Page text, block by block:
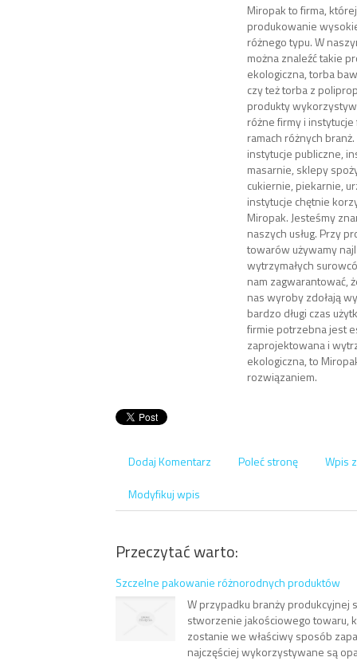
Miropak to firma,
produkowanie
różnego typu. W
można znaleźć takie
ekologiczna, torba
czy też torba z
produkty
różne firmy i
ramach różnych
instytucje publiczne,
masarnie, sklepy
cukiernie, piekarnie,
instytucje chętnie
Miropak. Jesteśmy
naszych usług. Przy
towarów używamy
wytrzymałych
nam zagwarantować,
nas wyroby zdołają
bardzo długi czas
firmie potrzebna jest
zaprojektowana i
ekologiczna, to
rozwiązaniem.
Dodaj Komentarz Poleć stronę
Wpis
Modyfikuj wpis
Przeczytać warto:
Szczelne pakowanie różnorodnych produktów
W przypadku branży produkcyjnej
stworzenie jakościowego towaru,
zostanie we właściwy sposób
najczęściej wykorzystywane są